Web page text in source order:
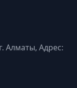
Алматы, Адрес: